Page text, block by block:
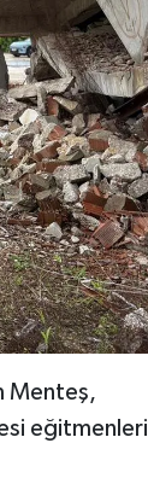
Menteş,
eğitmenleri